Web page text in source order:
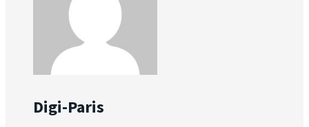
Digi-Paris